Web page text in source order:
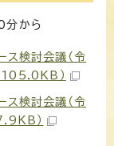
から
ス検討会議（令
）
ス検討会議（令
）